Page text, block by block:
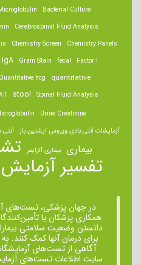
Bacterial Culture
Cerebrospinal Fluid Analysis
Chemistry Panels
Chemistry Screen
Factor I
fecal
Gram Stain
IgA
quantitative
Quantitative hcg
Spinal Fluid Analysis
stool
Urine Creatinine
آزمایشات آنتی بادی ویروس اپشتین بار
بیماری بیماری آلزایمر
تفسیر آزمایش
در جهان پزشکی، تست‌های
همکاری پزشکان یا
دانستن وضعیت سلامتی
برای درمان ‌آنها کمک کنند.
آگاهی از تست‌های
سایت اطلاعات تست‌های